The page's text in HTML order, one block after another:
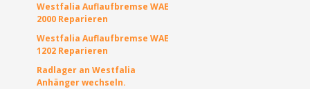
Westfalia Auflaufbremse WAE
2000 Reparieren
Westfalia Auflaufbremse WAE
1202 Reparieren
Radlager an Westfalia
Anhänger wechseln.